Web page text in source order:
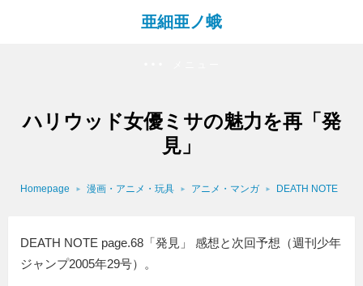
亜細亜ノ蛾
ハリウッド女優ミサの魅力を再「発
見」
Homepage 漫画・アニメ・玩具 アニメ・マンガ DEATH NOTE
DEATH NOTE page.68「発見」 感想と次回予想（週刊少年
ジャンプ2005年29号）。